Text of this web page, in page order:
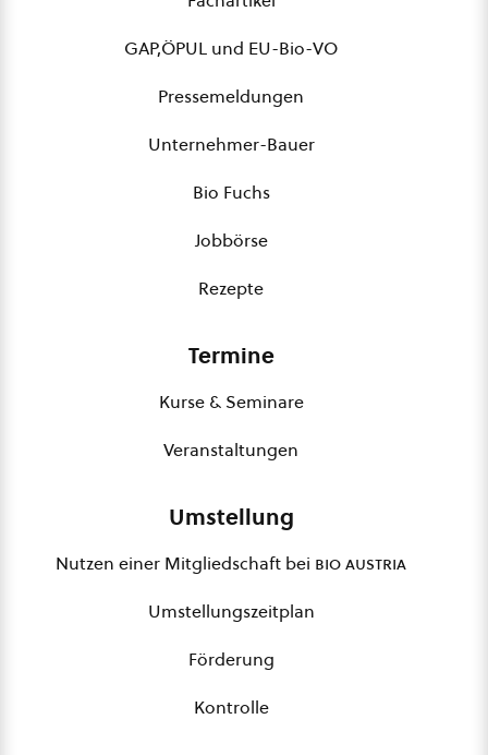
GAP,ÖPUL und EU-Bio-VO
Pressemeldungen
Unternehmer-Bauer
Bio Fuchs
Jobbörse
Rezepte
Termine
Kurse & Seminare
Veranstaltungen
Umstellung
Nutzen einer Mitgliedschaft bei bio austria
Umstellungszeitplan
Förderung
Kontrolle